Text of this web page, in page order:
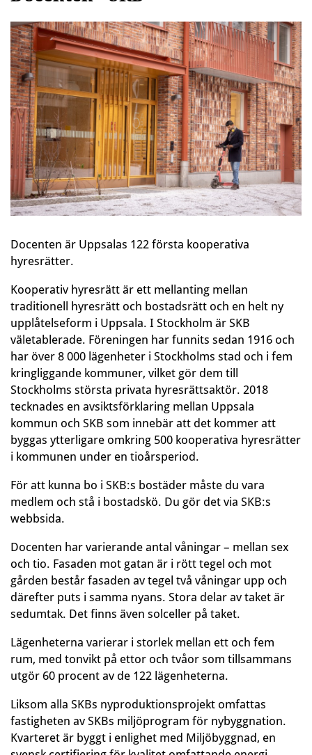
Docenten är Uppsalas 122 första kooperativa
hyresrätter.
Kooperativ hyresrätt är ett mellanting mellan
traditionell hyresrätt och bostadsrätt och en helt ny
upplåtelseform i Uppsala. I Stockholm är SKB
väletablerade. Föreningen har funnits sedan 1916 och
har över 8 000 lägenheter i Stockholms stad och i fem
kringliggande kommuner, vilket gör dem till
Stockholms största privata hyresrättsaktör. 2018
tecknades en avsiktsförklaring mellan Uppsala
kommun och SKB som innebär att det kommer att
byggas ytterligare omkring 500 kooperativa hyresrätter
i kommunen under en tioårsperiod.
För att kunna bo i SKB:s bostäder måste du vara
medlem och stå i bostadskö. Du gör det via SKB:s
webbsida.
Docenten har varierande antal våningar – mellan sex
och tio. Fasaden mot gatan är i rött tegel och mot
gården består fasaden av tegel två våningar upp och
därefter puts i samma nyans. Stora delar av taket är
sedumtak. Det finns även solceller på taket.
Lägenheterna varierar i storlek mellan ett och fem
rum, med tonvikt på ettor och tvåor som tillsammans
utgör 60 procent av de 122 lägenheterna.
Liksom alla SKBs nyproduktionsprojekt omfattas
fastigheten av SKBs miljöprogram för nybyggnation.
Kvarteret är byggt i enlighet med Miljöbyggnad, en